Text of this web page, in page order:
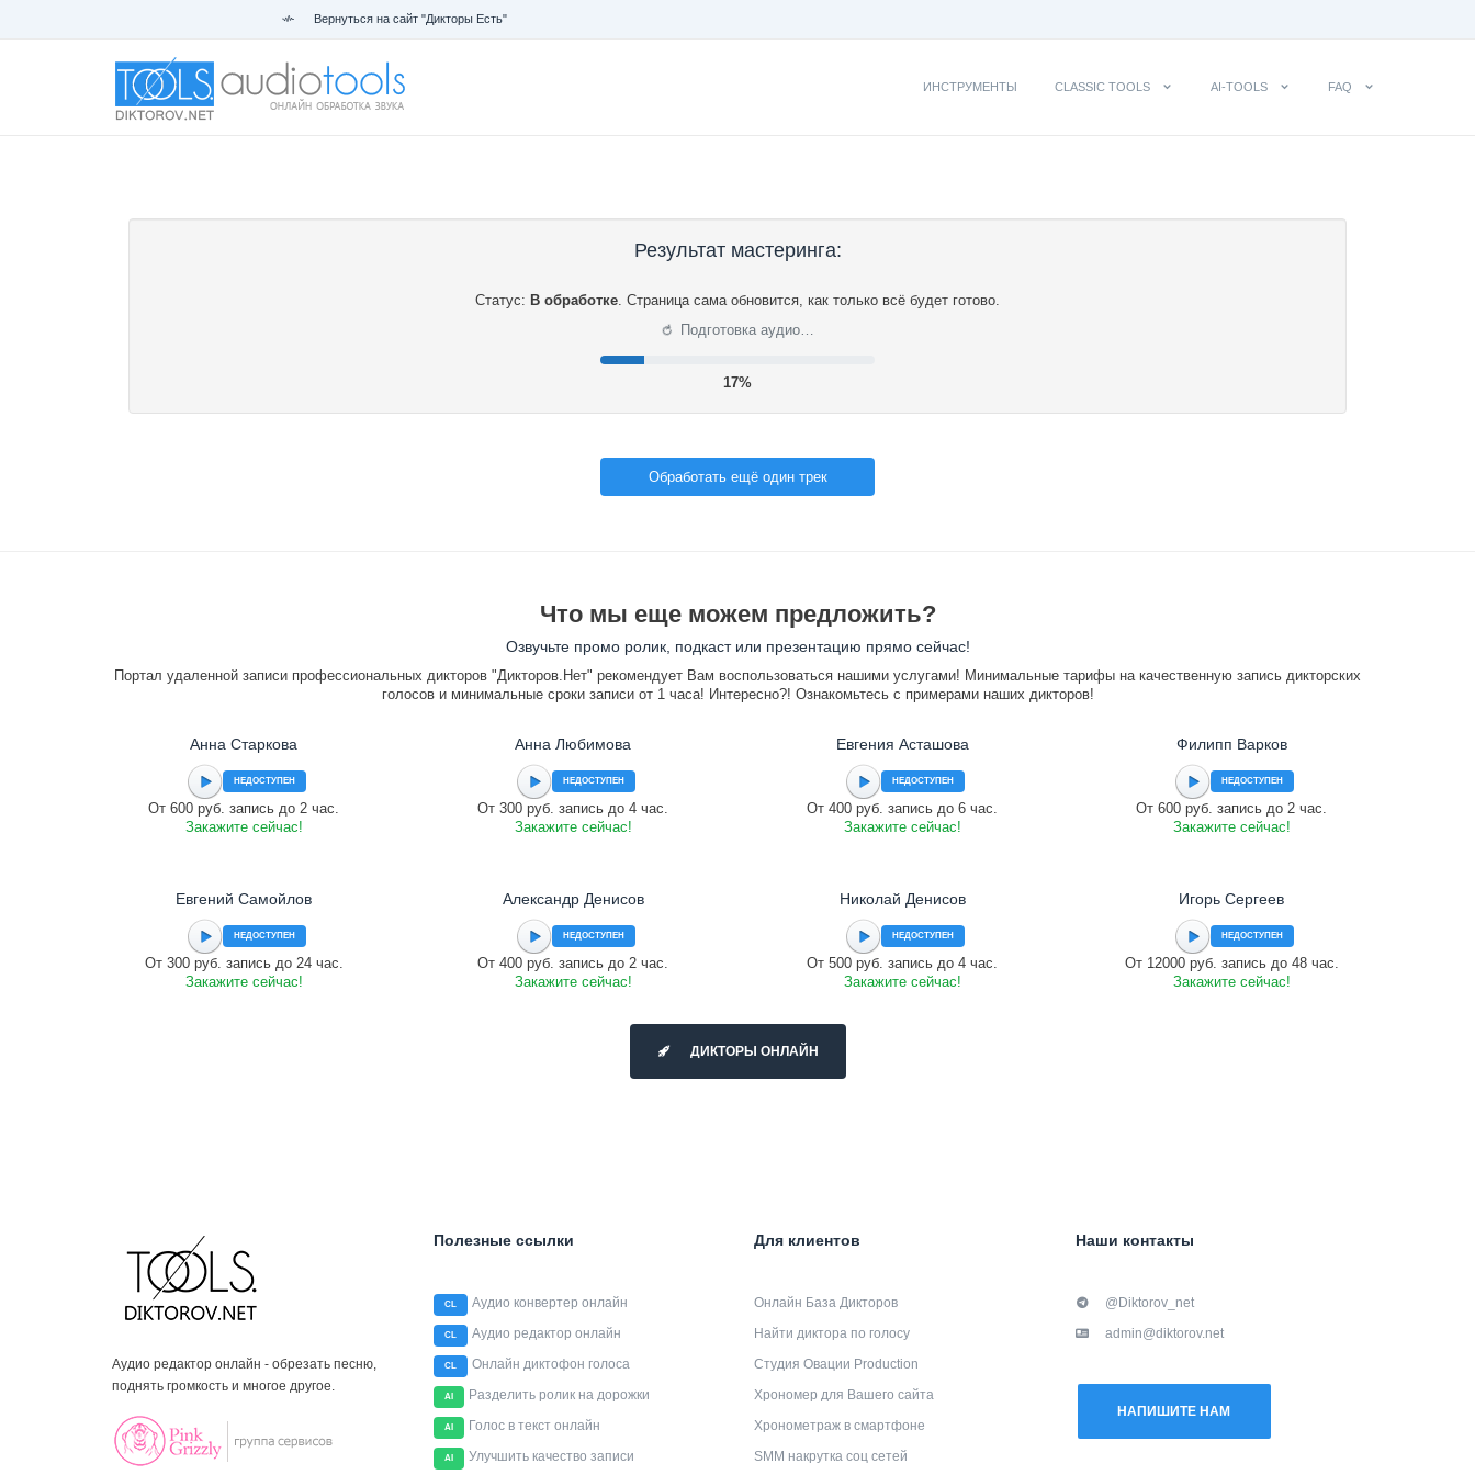
Вернуться на сайт "Дикторы Есть"
ИНСТРУМЕНТЫ CLASSIC TOOLS AI-TOOLS FAQ
Результат мастеринга:
Статус: В обработке. Страница сама обновится, как только всё будет готово.
⟳ Подготовка аудио…
17%
Обработать ещё один трек
Что мы еще можем предложить?
Озвучьте промо ролик, подкаст или презентацию прямо сейчас!
Портал удаленной записи профессиональных дикторов "Дикторов.Нет" рекомендует Вам воспользоваться нашими услугами! Минимальные тарифы на качественную запись дикторских
голосов и минимальные сроки записи от 1 часа! Интересно?! Ознакомьтесь с примерами наших дикторов!
Анна Старкова
НЕДОСТУПЕН
От 600 руб. запись до 2 час.
Закажите сейчас!
Анна Любимова
НЕДОСТУПЕН
От 300 руб. запись до 4 час.
Закажите сейчас!
Евгения Асташова
НЕДОСТУПЕН
От 400 руб. запись до 6 час.
Закажите сейчас!
Филипп Варков
НЕДОСТУПЕН
От 600 руб. запись до 2 час.
Закажите сейчас!
Евгений Самойлов
НЕДОСТУПЕН
От 300 руб. запись до 24 час.
Закажите сейчас!
Александр Денисов
НЕДОСТУПЕН
От 400 руб. запись до 2 час.
Закажите сейчас!
Николай Денисов
НЕДОСТУПЕН
От 500 руб. запись до 4 час.
Закажите сейчас!
Игорь Сергеев
НЕДОСТУПЕН
От 12000 руб. запись до 48 час.
Закажите сейчас!
ДИКТОРЫ ОНЛАЙН
Аудио редактор онлайн - обрезать песню,
поднять громкость и многое другое.
Полезные ссылки
CL Аудио конвертер онлайн
CL Аудио редактор онлайн
CL Онлайн диктофон голоса
AI Разделить ролик на дорожки
AI Голос в текст онлайн
AI Улучшить качество записи
Для клиентов
Онлайн База Дикторов
Найти диктора по голосу
Студия Овации Production
Хрономер для Вашего сайта
Хронометраж в смартфоне
SMM накрутка соц сетей
Наши контакты
@Diktorov_net
admin@diktorov.net
НАПИШИТЕ НАМ